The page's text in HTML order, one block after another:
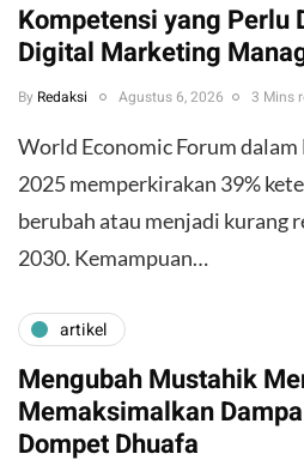
Kompetensi yang Perlu
Digital Marketing
By Redaksi Agustus 6, 2026 3 Mins
World Economic Forum
2025 memperkirakan 39%
berubah atau menjadi kurang
2030. Kemampuan…
artikel
Mengubah Mustahik
Memaksimalkan
Dompet Dhuafa